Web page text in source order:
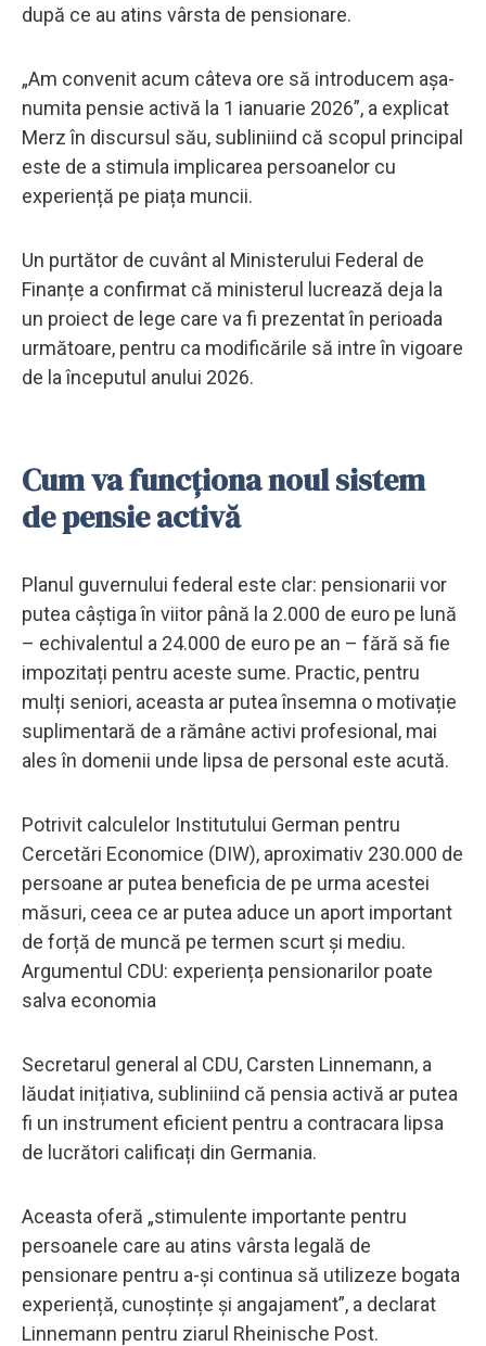
după ce au atins vârsta de pensionare.
„Am convenit acum câteva ore să introducem așa-
numita pensie activă la 1 ianuarie 2026”, a explicat
Merz în discursul său, subliniind că scopul principal
este de a stimula implicarea persoanelor cu
experiență pe piața muncii.
Un purtător de cuvânt al Ministerului Federal de
Finanțe a confirmat că ministerul lucrează deja la
un proiect de lege care va fi prezentat în perioada
următoare, pentru ca modificările să intre în vigoare
de la începutul anului 2026.
Cum va funcționa noul sistem
de pensie activă
Planul guvernului federal este clar: pensionarii vor
putea câștiga în viitor până la 2.000 de euro pe lună
– echivalentul a 24.000 de euro pe an – fără să fie
impozitați pentru aceste sume. Practic, pentru
mulți seniori, aceasta ar putea însemna o motivație
suplimentară de a rămâne activi profesional, mai
ales în domenii unde lipsa de personal este acută.
Potrivit calculelor Institutului German pentru
Cercetări Economice (DIW), aproximativ 230.000 de
persoane ar putea beneficia de pe urma acestei
măsuri, ceea ce ar putea aduce un aport important
de forță de muncă pe termen scurt și mediu.
Argumentul CDU: experiența pensionarilor poate
salva economia
Secretarul general al CDU, Carsten Linnemann, a
lăudat inițiativa, subliniind că pensia activă ar putea
fi un instrument eficient pentru a contracara lipsa
de lucrători calificați din Germania.
Aceasta oferă „stimulente importante pentru
persoanele care au atins vârsta legală de
pensionare pentru a-și continua să utilizeze bogata
experiență, cunoștințe și angajament”, a declarat
Linnemann pentru ziarul Rheinische Post.